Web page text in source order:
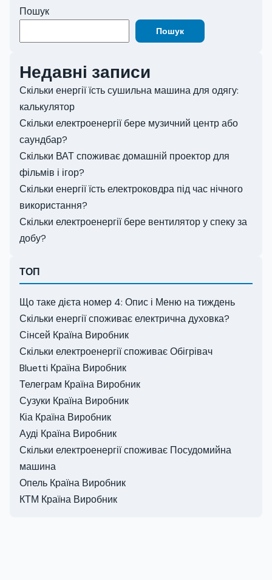
Пошук
Пошук
Недавні записи
Скільки енергії їсть сушильна машина для одягу:
калькулятор
Скільки електроенергії бере музичний центр або
саундбар?
Скільки ВАТ споживає домашній проектор для
фільмів і ігор?
Скільки енергії їсть електроковдра під час нічного
використання?
Скільки електроенергії бере вентилятор у спеку за
добу?
ТОП
Що таке дієта номер 4: Опис і Меню на тиждень
Скільки енергії споживає електрична духовка?
Сінсей Країна Виробник
Скільки електроенергії споживає Обігрівач
Bluetti Країна Виробник
Телеграм Країна Виробник
Сузуки Країна Виробник
Кіа Країна Виробник
Ауді Країна Виробник
Скільки електроенергії споживає Посудомийна
машина
Опель Країна Виробник
КТМ Країна Виробник